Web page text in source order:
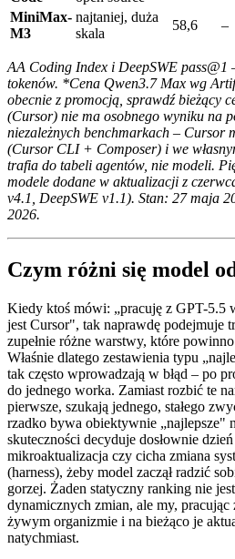
MiniMax-
M3
najtaniej, duża
skala
58,6 –
AA Coding Index i DeepSWE pass@1
tokenów. *Cena Qwen3.7 Max wg
obecnie z promocją, sprawdź bieżący
(Cursor) nie ma osobnego wyniku na
niezależnych benchmarkach – Cursor
(Cursor CLI + Composer) i we
trafia do tabeli agentów, nie modeli.
modele dodane w aktualizacji z
v4.1, DeepSWE v1.1). Stan: 27 maja
2026.
Czym różni się model
Kiedy ktoś mówi: „pracuję z GPT-5.5
jest Cursor", tak naprawdę podejmuje
zupełnie różne warstwy, które
Właśnie dlatego zestawienia typu
tak często wprowadzają w błąd – po
do jednego worka. Zamiast rozbić te
pierwsze, szukają jednego, stałego
rzadko bywa obiektywnie „najlepsze"
skuteczności decyduje dosłownie
mikroaktualizacja czy cicha zmiana
(harness), żeby model zaczął radzić
gorzej. Żaden statyczny ranking nie
dynamicznych zmian, ale my, pracując
żywym organizmie i na bieżąco je
natychmiast.